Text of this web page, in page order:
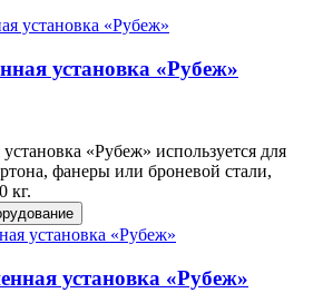
установка «Рубеж»
«Рубеж» используется для
фанеры или броневой стали,
кг.
установка «Рубеж»